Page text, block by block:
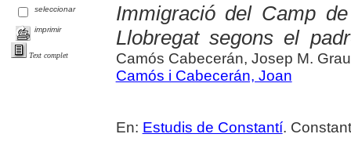
seleccionar
imprimir
Text complet
Immigració del Camp
Llobregat segons el
Camós Cabecerán, Josep M.
Camós i Cabecerán, Joan
En: Estudis de Constantí.